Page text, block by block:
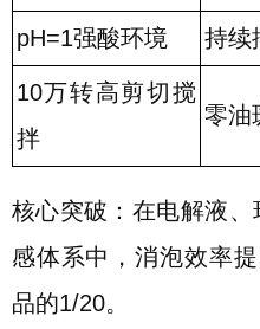
pH=1强酸环境 持续
10万转高剪切搅
拌
零油
核心突破：在电解液
感体系中，消泡效率
品的1/20。